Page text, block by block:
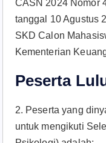
CASN 2024 Nomor
tanggal 10 Agustus
SKD Calon
Kementerian
Peserta
2. Peserta yang
untuk mengikuti